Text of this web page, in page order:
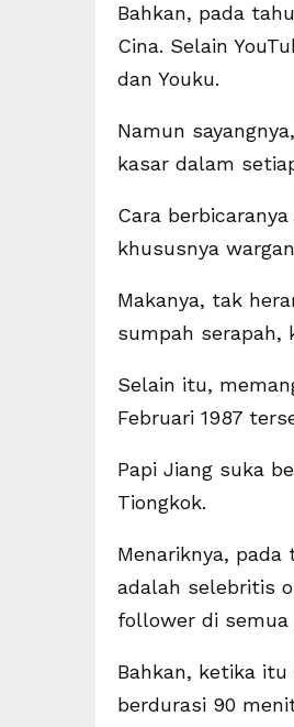
Bahkan, pada
Cina. Selain
dan Youku.
Namun
kasar dalam
Cara
khususnya
Makanya, tak
sumpah serapah,
Selain itu,
Februari 1987
Papi Jiang suka
Tiongkok.
Menariknya, pada
adalah selebritis
follower di
Bahkan, ketika
berdurasi 90